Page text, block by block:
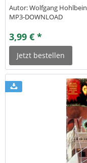
Autor: Wolfgang Hohlbein
MP3-DOWNLOAD
3,99 € *
Jetzt bestellen